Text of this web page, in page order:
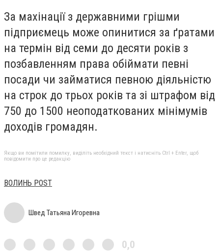
За махінації з державними грішми
підприємець може опинитися за ґратами
на термін від семи до десяти років з
позбавленням права обіймати певні
посади чи займатися певною діяльністю
на строк до трьох років та зі штрафом від
750 до 1500 неоподаткованих мінімумів
доходів громадян.
Якщо ви помітили помилку, виділіть необхідний текст і натисніть Ctrl + Enter, щоб
повідомити про це редакцію
ВОЛИНЬ POST
Швед Татьяна Игоревна
0,0